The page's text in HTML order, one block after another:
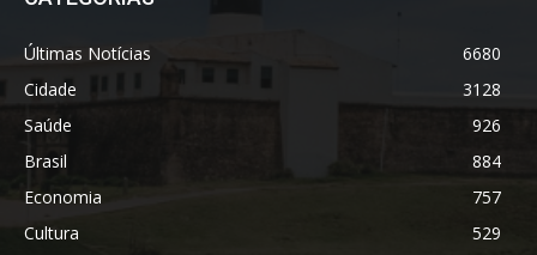
Últimas Notícias
6680
Cidade
3128
Saúde
926
Brasil
884
Economia
757
Cultura
529